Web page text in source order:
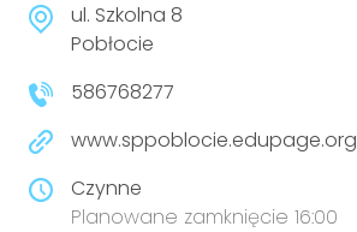
ul. Szkolna 8
Pobłocie
586768277
www.sppoblocie.edupage.org
Czynne
Planowane zamknięcie 16:00